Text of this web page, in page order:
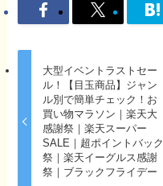
大型イベントラストセー
ル！【目玉商品】ジャン
ル別で簡単チェック！お
買い物マラソン｜楽天大
感謝祭｜楽天スーパー
SALE｜超ポイントバック
祭｜楽天イーグルス感謝
祭｜ブラックフライデー